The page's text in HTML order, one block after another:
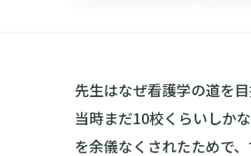
先生はなぜ看護学の道を
当時まだ10校くらいしか
を余儀なくされたためで